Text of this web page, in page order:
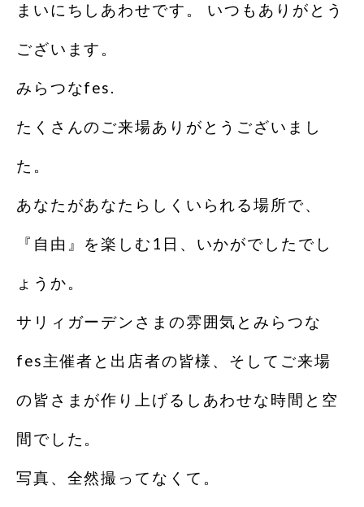
まいにちしあわせです。 いつもありがとう
ございます。
みらつなfes.
たくさんのご来場ありがとうございまし
た。
あなたがあなたらしくいられる場所で、
『自由』を楽しむ1日、いかがでしたでし
ょうか。
サリィガーデンさまの雰囲気とみらつな
fes主催者と出店者の皆様、そしてご来場
の皆さまが作り上げるしあわせな時間と空
間でした。
写真、全然撮ってなくて。